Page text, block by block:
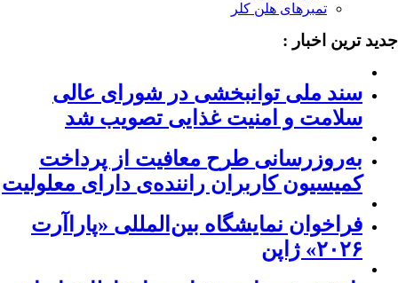
تمبرهای هلن کلر
ترین اخبار :
سند ملی توانبخشی در شورای عالی
سلامت و امنیت غذایی تصویب شد
به‌روزرسانی طرح معافیت از پرداخت
کمیسیون کاربران راننده‌ی دارای معلولیت
فراخوان نمایشگاه بین‌المللی «پاراآرت
۲۰۲۶» ژاپن